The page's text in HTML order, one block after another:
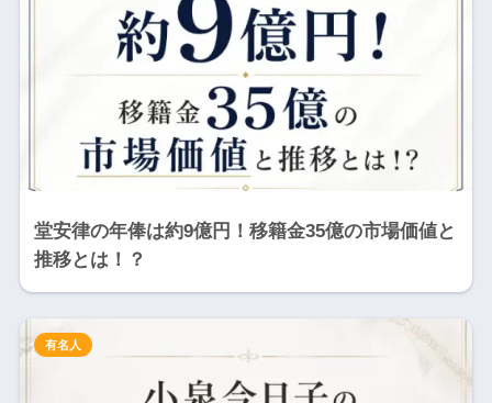
堂安律の年俸は約9億円！移籍金35億の市場価値と
推移とは！？
有名人